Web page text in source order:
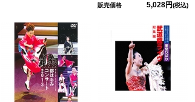
販売価格 5,028円(税込)